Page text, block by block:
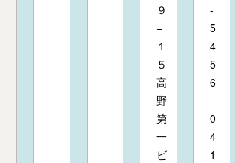
９
−
１
５
高
野
第
一
ビ
-
5
4
5
6
-
0
4
1